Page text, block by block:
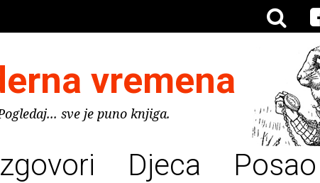
vremena
sve je puno knjiga.
Djeca Posao